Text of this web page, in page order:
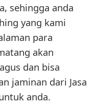
sehingga anda
yang kami
para
akan
dan bisa
jaminan dari Jasa
anda.